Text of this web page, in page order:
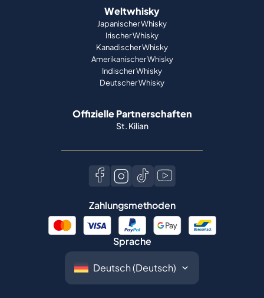
Weltwhisky
Japanischer Whisky
Irischer Whisky
Kanadischer Whisky
Amerikanischer Whisky
Indischer Whisky
Deutscher Whisky
Offizielle Partnerschaften
St. Kilian
Zahlungsmethoden
Sprache